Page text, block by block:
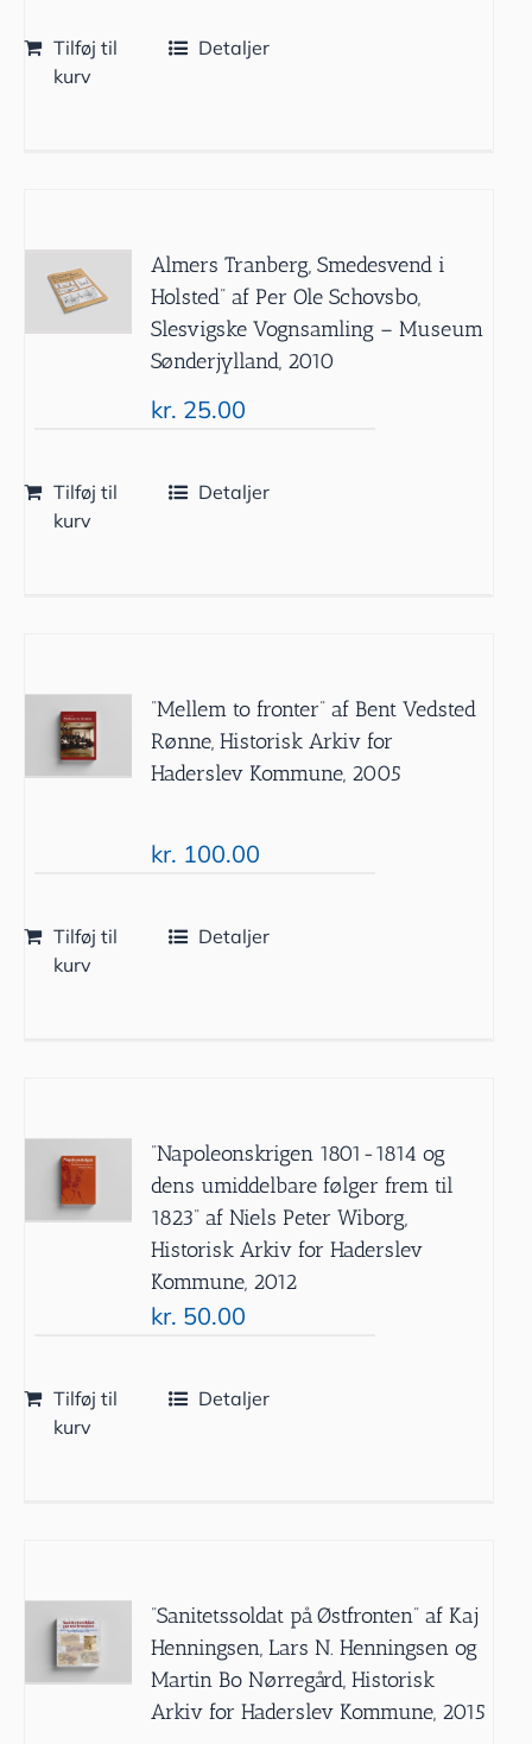
Tilføj til
kurv
Detaljer
Almers Tranberg, Smedesvend i
Holsted” af Per Ole Schovsbo,
Slesvigske Vognsamling – Museum
Sønderjylland, 2010
kr. 25.00
Tilføj til
kurv
Detaljer
”Mellem to fronter” af Bent Vedsted
Rønne, Historisk Arkiv for
Haderslev Kommune, 2005
kr. 100.00
Tilføj til
kurv
Detaljer
”Napoleonskrigen 1801-1814 og
dens umiddelbare følger frem til
1823” af Niels Peter Wiborg,
Historisk Arkiv for Haderslev
Kommune, 2012
kr. 50.00
Tilføj til
kurv
Detaljer
”Sanitetssoldat på Østfronten” af Kaj
Henningsen, Lars N. Henningsen og
Martin Bo Nørregård, Historisk
Arkiv for Haderslev Kommune, 2015